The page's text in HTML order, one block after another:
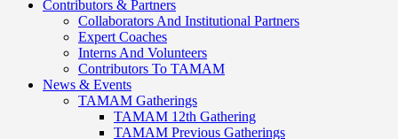
Contributors & Partners
Collaborators And Institutional Partners
Expert Coaches
Interns And Volunteers
Contributors To TAMAM
News & Events
TAMAM Gatherings
TAMAM 12th Gathering
TAMAM Previous Gatherings